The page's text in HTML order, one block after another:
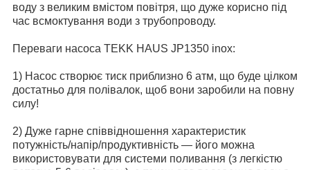
воду з великим вмістом повітря, що дуже корисно під
час всмоктування води з трубопроводу.
Переваги насоса TEKK HAUS JP1350 inox:
1) Насос створює тиск приблизно 6 атм, що буде цілком
достатньо для полівалок, щоб вони заробили на повну
силу!
2) Дуже гарне співвідношення характеристик
потужність/напір/продуктивність — його можна
використовувати для системи поливання (з легкістю